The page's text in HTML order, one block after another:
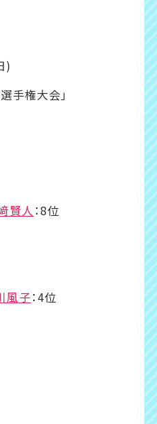
)
手権大会」
賢人：8位
風子：4位